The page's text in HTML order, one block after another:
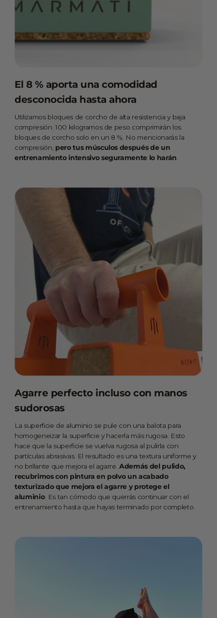
El 8 % aporta una comodidad
desconocida hasta ahora
Utilizamos bloques de corcho de alta resistencia y baja
compresión. 100 kilogramos de peso comprimirán los
bloques de corcho solo en un 8 %. No mencionarás la
compresión, pero tus músculos después de un
entrenamiento intensivo seguramente lo harán.
Agarre perfecto incluso con manos
sudorosas
La superficie de aluminio se pule con una balota para
homogeneizar la superficie y hacerla más rugosa. Esto
hace que la superficie se vuelva rugosa al pulirla con
partículas abrasivas. El resultado es una textura uniforme y
no brillante que mejora el agarre.Además del pulido,
recubrimos con pintura en polvo un acabado
texturizado que mejora el agarre y protege el
aluminio. Es tan cómodo que querrás continuar con el
entrenamiento hasta que hayas terminado por completo.